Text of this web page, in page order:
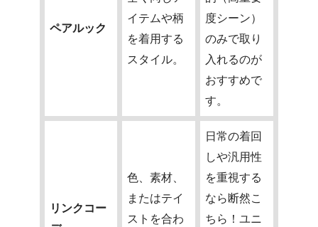
ペアルック
イテムや柄
を着用する
スタイル。
度シーン）
のみで取り
入れるのが
おすすめで
す。
リンクコー
色、素材、
またはテイ
ストを合わ
日常の着回
しや汎用性
を重視する
なら断然こ
ちら！ユニ